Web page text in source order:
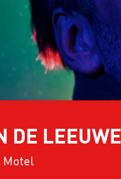
DE LEEUWE
Motel